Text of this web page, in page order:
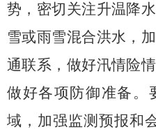
势，密切关注升温降
雪或雨雪混合洪水，
通联系，做好汛情险
做好各项防御准备。
域，加强监测预报和